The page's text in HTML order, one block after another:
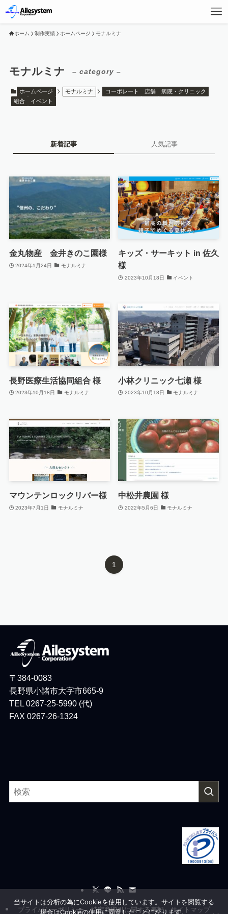
ホーム 制作実績 ホームページ モナルミナ
モナルミナ – category –
ホームページ モナルミナ コーポレート 店舗
病院・クリニック
組合
イベント
新着記事 人気記事
金丸物産 金井きのこ園様
2024年1月24日 モナルミナ
キッズ・サーキット in 佐久
様
2023年10月18日 イベント
長野医療生活協同組合 様
2023年10月18日 モナルミナ
小林クリニック七瀬 様
2023年10月18日 モナルミナ
マウンテンロックリバー様
2023年7月1日 モナルミナ
中松井農園 様
2022年5月6日 モナルミナ
1
〒384-0083
長野県小諸市大字市665-9
TEL 0267-25-5990 (代)
FAX 0267-26-1324
プライバシーポリシー 特定商取引に関する表記 サイトマップ
当サイトは分析の為にCookieを使用しています。サイトを閲覧する
場合はCookieの使用に同意したことになります。